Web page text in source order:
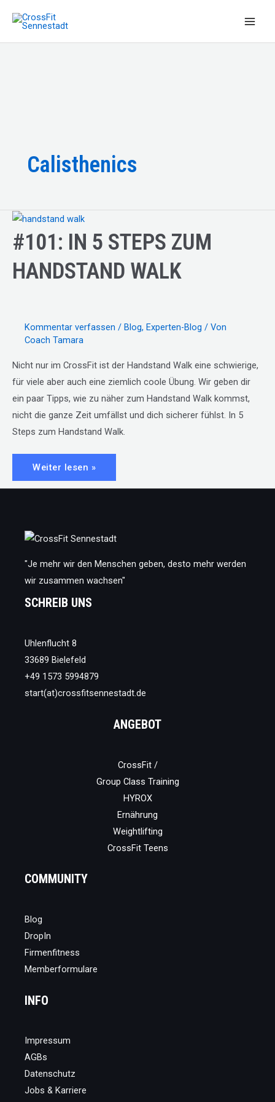
Inhalt
springen
Calisthenics
#101: IN 5 STEPS ZUM
HANDSTAND WALK
Kommentar verfassen / Blog, Experten-Blog / Von
Coach Tamara
Nicht nur im CrossFit ist der Handstand Walk eine schwierige,
für viele aber auch eine ziemlich coole Übung. Wir geben dir
ein paar Tipps, wie zu näher zum Handstand Walk kommst,
nicht die ganze Zeit umfällst und dich sicherer fühlst. In 5
Steps zum Handstand Walk.
#101:
5
STEPS
Weiter lesen »
"Je mehr wir den Menschen geben, desto mehr werden
wir zusammen wachsen"
SCHREIB UNS
Uhlenflucht 8
33689 Bielefeld
+49 1573 5994879
start(at)crossfitsennestadt.de
ANGEBOT
CrossFit /
Group Class Training
HYROX
Ernährung
Weightlifting
CrossFit Teens
COMMUNITY
Blog
DropIn
Firmenfitness
Memberformulare
INFO
Impressum
AGBs
Datenschutz
Jobs & Karriere